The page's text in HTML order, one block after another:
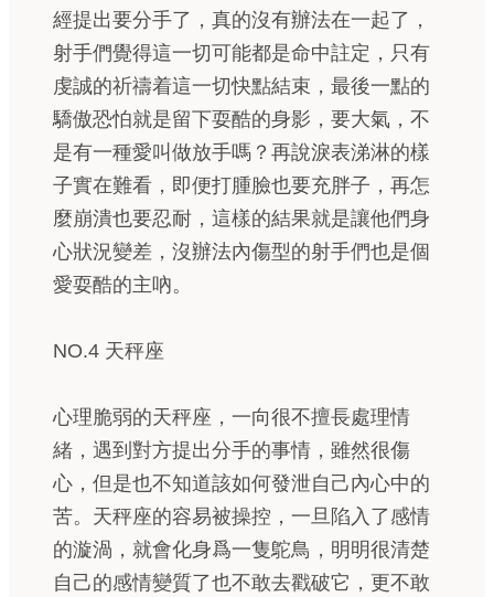
經提出要分手了，真的沒有辦法在一起了，
射手們覺得這一切可能都是命中註定，只有
虔誠的祈禱着這一切快點結束，最後一點的
驕傲恐怕就是留下耍酷的身影，要大氣，不
是有一種愛叫做放手嗎？再說淚表涕淋的樣
子實在難看，即便打腫臉也要充胖子，再怎
麼崩潰也要忍耐，這樣的結果就是讓他們身
心狀況變差，沒辦法內傷型的射手們也是個
愛耍酷的主吶。
NO.4 天秤座
心理脆弱的天秤座，一向很不擅長處理情
緒，遇到對方提出分手的事情，雖然很傷
心，但是也不知道該如何發泄自己內心中的
苦。天秤座的容易被操控，一旦陷入了感情
的漩渦，就會化身爲一隻鴕鳥，明明很清楚
自己的感情變質了也不敢去戳破它，更不敢